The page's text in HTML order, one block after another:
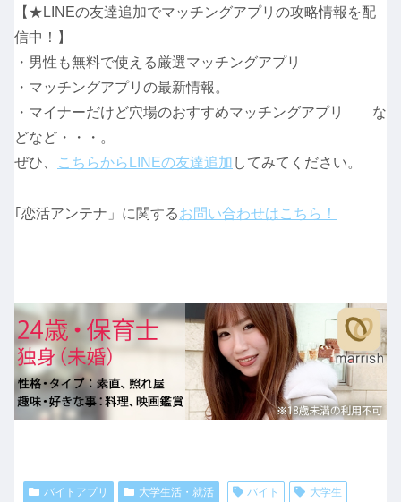
【★LINEの友達追加でマッチングアプリの攻略情報を配
信中！】
・男性も無料で使える厳選マッチングアプリ
・マッチングアプリの最新情報。
・マイナーだけど穴場のおすすめマッチングアプリ な
どなど・・・。
ぜひ、
こちらからLINEの友達追加 してみてください。
｢恋活アンテナ」に関するお問い合わせはこちら！
バイトアプリ 大学生活・就活 バイト 大学生